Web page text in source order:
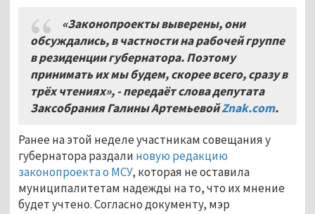
«Законопроекты выверены, они
обсуждались, в частности на рабочей группе
в резиденции губернатора. Поэтому
принимать их мы будем, скорее всего, сразу в
трёх чтениях», - передаёт слова депутата
Заксобрания Галины АртемьевойZnak.com.
Ранее на этой неделе участникам совещания у
губернатора раздали новую редакцию
законопроекта о МСУ, которая не оставила
муниципалитетам надежды на то, что их мнение
будет учтено. Согласно документу, мэр